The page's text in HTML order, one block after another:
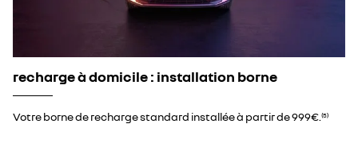
recharge à domicile : installation borne
Votre borne de recharge standard installée à partir de 999€.​ (5)